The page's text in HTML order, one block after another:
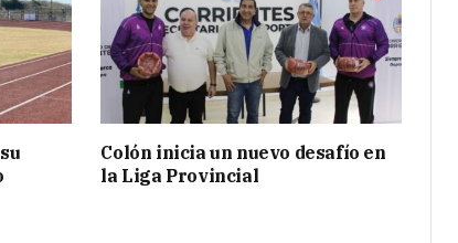
Colón inicia un nuevo desafío en
la Liga Provincial